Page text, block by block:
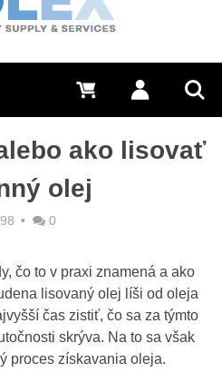
Prihlásiť sa
0 €
ako lisovať
olej
0
čo to v praxi znamená a ako
lisovaný olej líši od oleja
čas zistiť, čo sa za týmto
skrýva. Na to sa však
proces získavania oleja.